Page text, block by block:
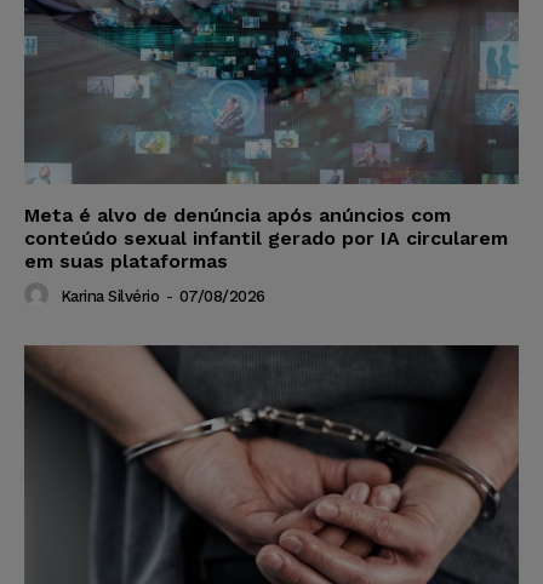
Meta é alvo de denúncia após anúncios com
conteúdo sexual infantil gerado por IA circularem
em suas plataformas
Karina Silvério - 07/08/2026